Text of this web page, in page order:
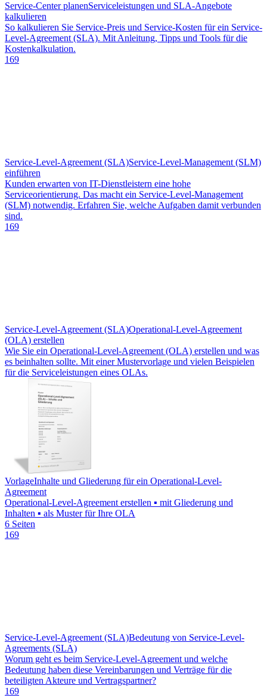
Service-Center planenServiceleistungen und SLA-Angebote
kalkulieren
So kalkulieren Sie Service-Preis und Service-Kosten für ein Service-
Level-Agreement (SLA). Mit Anleitung, Tipps und Tools für die
Kostenkalkulation.
169
Service-Level-Agreement (SLA)Service-Level-Management (SLM)
einführen
Kunden erwarten von IT-Dienstleistern eine hohe
Serviceorientierung. Das macht ein Service-Level-Management
(SLM) notwendig. Erfahren Sie, welche Aufgaben damit verbunden
sind.
169
Service-Level-Agreement (SLA)Operational-Level-Agreement
(OLA) erstellen
Wie Sie ein Operational-Level-Agreement (OLA) erstellen und was
es beinhalten sollte. Mit einer Mustervorlage und vielen Beispielen
für die Serviceleistungen eines OLAs.
VorlageInhalte und Gliederung für ein Operational-Level-
Agreement
Operational-Level-Agreement erstellen ▪ mit Gliederung und
Inhalten ▪ als Muster für Ihre OLA
6 Seiten
169
Service-Level-Agreement (SLA)Bedeutung von Service-Level-
Agreements (SLA)
Worum geht es beim Service-Level-Agreement und welche
Bedeutung haben diese Vereinbarungen und Verträge für die
beteiligten Akteure und Vertragspartner?
169